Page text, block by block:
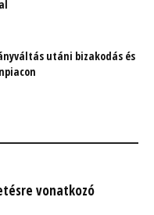
utáni bizakodás és
álmai és a
vonatkozó